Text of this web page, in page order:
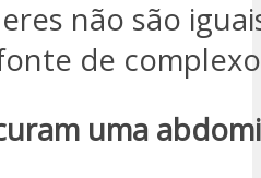
não são
de
uma